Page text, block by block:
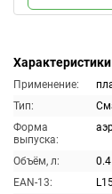
Характеристики
Применение:
Тип:
Форма
выпуска:
Объём, л:
0.4
EAN-13: